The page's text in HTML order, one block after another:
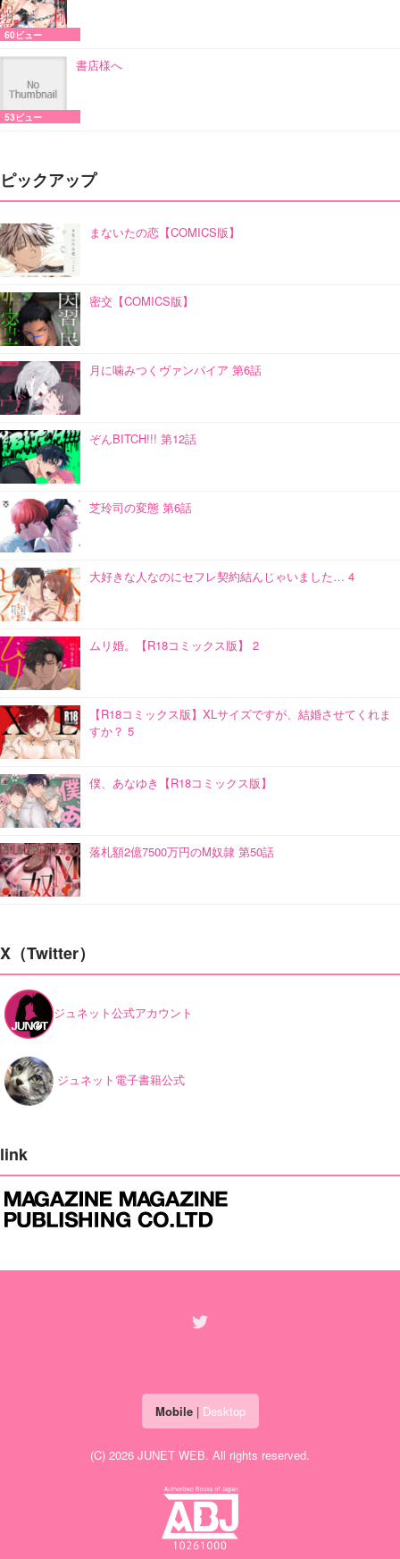
60ビュー
書店様へ
53ビュー
ピックアップ
まないたの恋【COMICS版】
密交【COMICS版】
月に噛みつくヴァンパイア 第6話
ぞんBITCH!!! 第12話
芝玲司の変態 第6話
大好きな人なのにセフレ契約結んじゃいました… 4
ムリ婚。【R18コミックス版】 2
【R18コミックス版】XLサイズですが、結婚させてくれま
すか？ 5
僕、あなゆき【R18コミックス版】
落札額2億7500万円のM奴隷 第50話
X（Twitter）
ジュネット公式アカウント
ジュネット電子書籍公式
link
Mobile| Desktop
(C) 2026 JUNET WEB. All rights reserved.